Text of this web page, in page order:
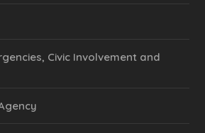
Civic Involvement and